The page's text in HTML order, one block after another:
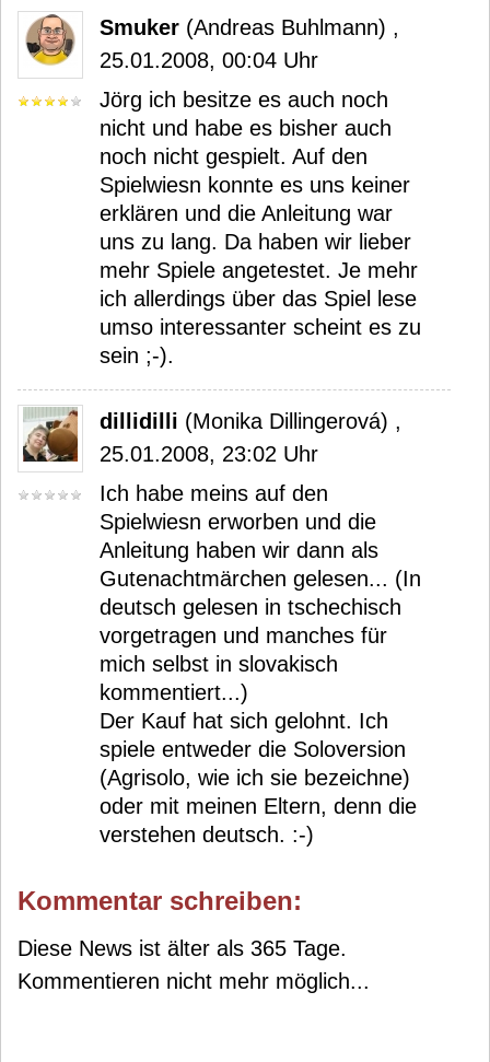
Smuker (Andreas Buhlmann) ,
25.01.2008, 00:04 Uhr
Jörg ich besitze es auch noch
nicht und habe es bisher auch
noch nicht gespielt. Auf den
Spielwiesn konnte es uns keiner
erklären und die Anleitung war
uns zu lang. Da haben wir lieber
mehr Spiele angetestet. Je mehr
ich allerdings über das Spiel lese
umso interessanter scheint es zu
sein ;-).
dillidilli (Monika Dillingerová) ,
25.01.2008, 23:02 Uhr
Ich habe meins auf den
Spielwiesn erworben und die
Anleitung haben wir dann als
Gutenachtmärchen gelesen... (In
deutsch gelesen in tschechisch
vorgetragen und manches für
mich selbst in slovakisch
kommentiert...)
Der Kauf hat sich gelohnt. Ich
spiele entweder die Soloversion
(Agrisolo, wie ich sie bezeichne)
oder mit meinen Eltern, denn die
verstehen deutsch. :-)
Kommentar schreiben:
Diese News ist älter als 365 Tage.
Kommentieren nicht mehr möglich...